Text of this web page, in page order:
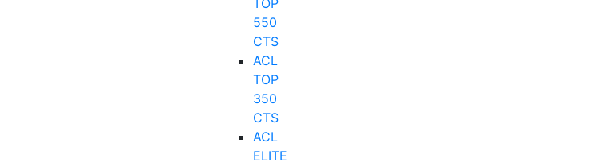
TOP
550
CTS
ACL
TOP
350
CTS
ACL
ELITE